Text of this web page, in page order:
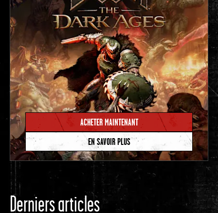
ACHETER MAINTENANT
EN SAVOIR PLUS
Derniers articles